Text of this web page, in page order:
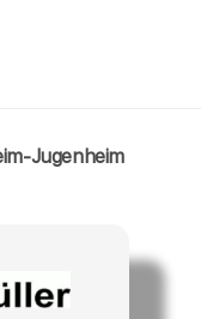
Jugenheim